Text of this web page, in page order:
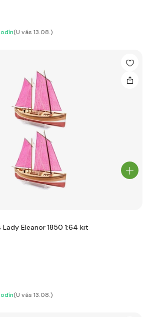
(U vás 13.08.)
Eleanor 1850 1:64 kit
(U vás 13.08.)